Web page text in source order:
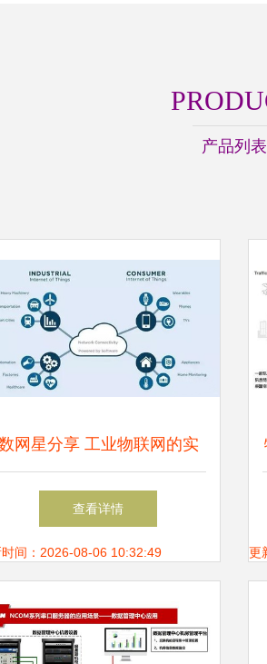
产品列表
网星分享 工业物联网的实
践、挑战与未来服务蓝图
查看详情
间：2026-08-06 10:32:49 更